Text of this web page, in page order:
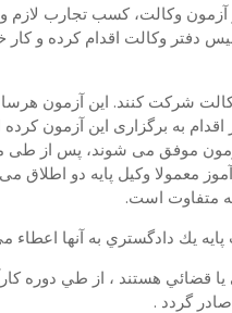
وکالت، کسب تجارب لازم و
دفتر وکالت اقدام کرده و
وکالت شرکت کنند. این آزمون
به برگزاری این آزمون
موفق می شوند، پس از
معمولا وکیل پایه دو
متفاوت است.
يك دادگستري به آنها اعطاء
قضائي هستند ، از طي دوره
گردد .